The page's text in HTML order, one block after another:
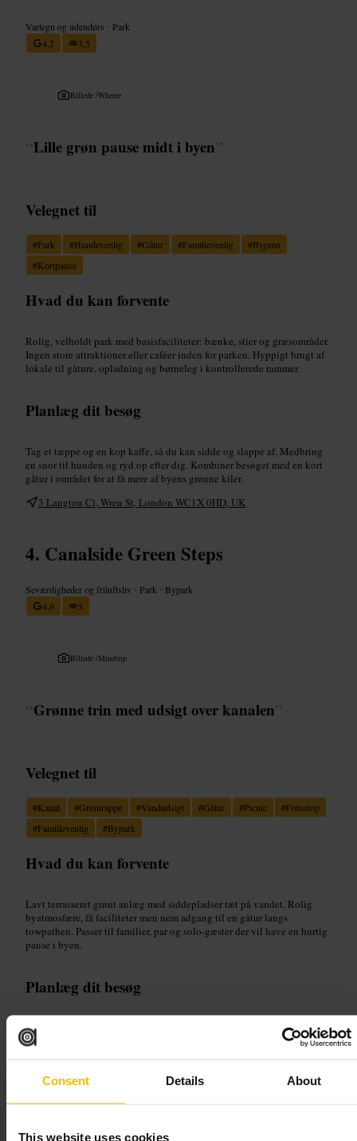
Consent Details About
This website uses cookies
Vartegn og udendørs • Park
4,2
3,5
Billede /Wheree
“Lille grøn pause midt i byen”
Velegnet til
#Park #Hundevenlig #Gåtur #Familievenlig #Bygrøn
#Kortpause
Hvad du kan forvente
Rolig, velholdt park med basisfaciliteter: bænke, stier og græsområder.
Ingen store attraktioner eller caféer inden for parken. Hyppigt brugt af
lokale til gåture, opladning og børneleg i kontrollerede rammer.
Planlæg dit besøg
Tag et tæppe og en kop kaffe, så du kan sidde og slappe af. Medbring
en snor til hunden og ryd op efter dig. Kombiner besøget med en kort
gåtur i området for at få mere af byens grønne kiler.
3 Langton Cl, Wren St, London WC1X 0HD, UK
Canalside Green Steps
Seværdigheder og friluftsliv • Park • Bypark
4,6
5
Billede /Mindtrip
“Grønne trin med udsigt over kanalen”
Velegnet til
#Kanal #Grøntrappe #Vandudsigt #Gåtur #Picnic #Fotostop
#Familievenlig #Bypark
Hvad du kan forvente
Lavt terrasseret grønt anlæg med siddepladser tæt på vandet. Rolig
byatmosfære, få faciliteter men nem adgang til en gåtur langs
towpathen. Passer til familier, par og solo-gæster der vil have en hurtig
pause i byen.
Planlæg dit besøg
Tag en lille picnic eller en takeaway-kaffe og sæt dig på trinene.
Kombiner besøget med en længere gåtur langs towpathen. Medbring et